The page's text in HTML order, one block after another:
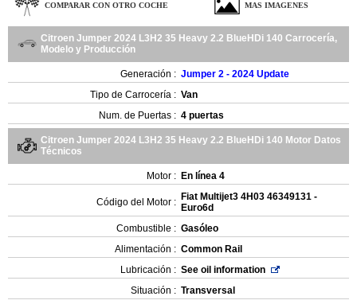
COMPARAR CON OTRO COCHE MAS IMAGENES
Citroen Jumper 2024 L3H2 35 Heavy 2.2 BlueHDi 140 Carrocería,
Modelo y Producción
Generación : Jumper 2 - 2024 Update
Tipo de Carrocería : Van
Num. de Puertas : 4 puertas
Citroen Jumper 2024 L3H2 35 Heavy 2.2 BlueHDi 140 Motor Datos
Técnicos
Motor : En línea 4
Código del Motor : Fiat Multijet3 4H03 46349131 -
Euro6d
Combustible : Gasóleo
Alimentación : Common Rail
Lubricación : See oil information
Situación : Transversal